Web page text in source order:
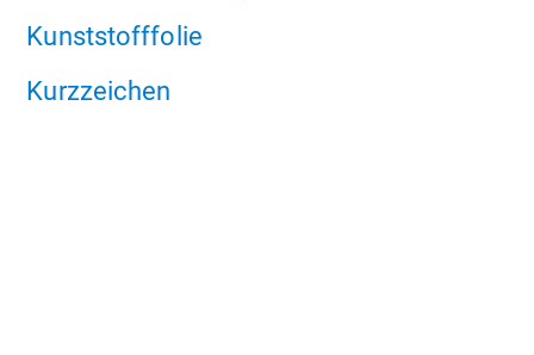
Kunststofffolie
Kurzzeichen